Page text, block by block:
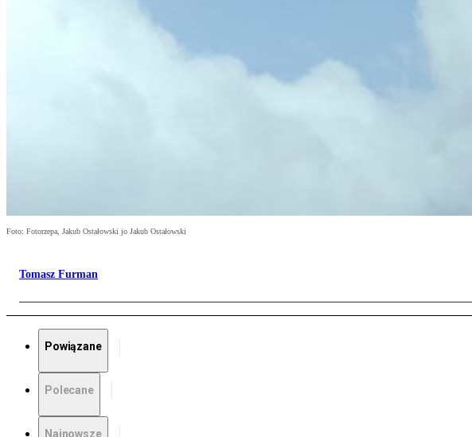
Foto: Fotorzepa, Jakub Ostałowski jo Jakub Ostałowski
Tomasz Furman
Powiązane
Polecane
Najnowsze